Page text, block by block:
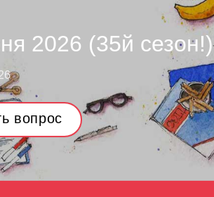
2026 (35й сезон!)
вопрос